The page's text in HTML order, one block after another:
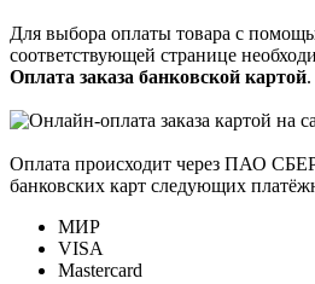
Для выбора оплаты товара с
соответствующей странице
Оплата заказа банковской картой.
Оплата происходит через ПАО
банковских карт следующих
МИР
VISA
Mastercard